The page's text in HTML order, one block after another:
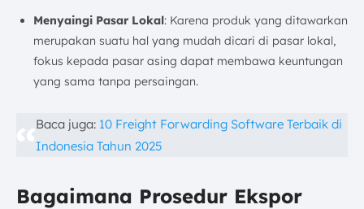
Menyaingi Pasar Lokal: Karena produk yang ditawarkan
merupakan suatu hal yang mudah dicari di pasar lokal,
fokus kepada pasar asing dapat membawa keuntungan
yang sama tanpa persaingan.
Baca juga: 10 Freight Forwarding Software Terbaik di
Indonesia Tahun 2025
Bagaimana Prosedur Ekspor